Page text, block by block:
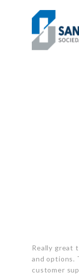
Really great
and options.
customer